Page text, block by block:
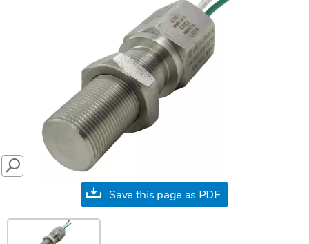
SEARCH
Save this page as PDF